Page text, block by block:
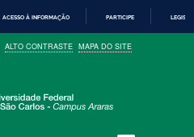
R
A
O
ACESSO À INFORMAÇÃO PARTICIPE
ALTO CONTRASTE MAPA DO SITE